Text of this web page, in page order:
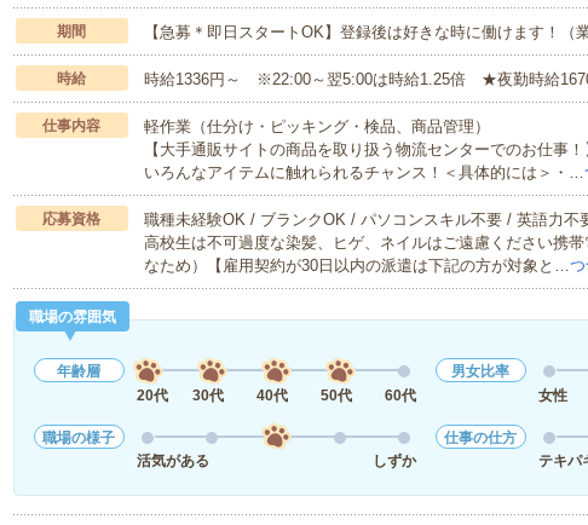
期間 【急募＊即日スタートOK】登録後は好きな時に働けます！（
時給 時給1336円～ ※22:00～翌5:00は時給1.25倍 ★夜勤時給
仕事内容
軽作業（仕分け・ピッキング・検品、商品管理）
【大手通販サイトの商品を取り扱う物流センターでのお仕事
いろんなアイテムに触れられるチャンス！＜具体的には＞・…
応募資格
職種未経験OK / ブランクOK / パソコンスキル不要 / 英語力不
高校生は不可過度な染髪、ヒゲ、ネイルはご遠慮ください携
なため）【雇用契約が30日以内の派遣は下記の方が対象と…
職場の雰囲気
年齢層
20代
30代 40代 50代 60代
男女比率
女性
職場の様子
活気がある
しずか
仕事の仕方
テキパ